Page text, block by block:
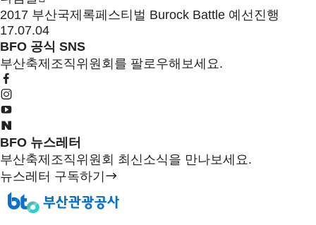
2017 부산국제록페스티벌 Burock Battle 예선진행
17.07.04
BFO 공식 SNS
부산축제조직위원회를 팔로우해보세요.
BFO 뉴스레터
부산축제조직위원회 최신소식을 만나보세요.
뉴스레터 구독하기